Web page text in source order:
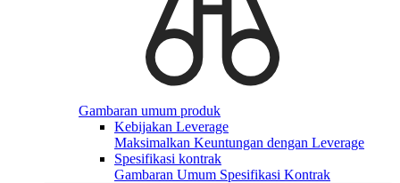
Gambaran umum produk
Kebijakan Leverage
Maksimalkan Keuntungan dengan Leverage
Spesifikasi kontrak
Gambaran Umum Spesifikasi Kontrak